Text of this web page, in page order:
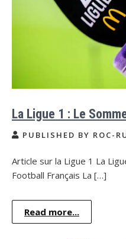
La Ligue 1 : Le
PUBLISHED BY ROC-
Article sur la Ligue 1 La
Football Français La […]
Read more...